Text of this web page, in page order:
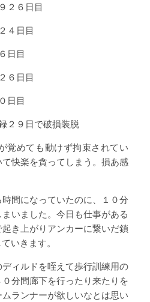
２６日目
４日目
日目
６日目
日目
２９日で破損装脱
覚めても動けず拘束されてい
快楽を貪ってしまう。損あ感
間になっていたのに、１０分
いました。今日も仕事がある
き上がりアンカーに繋いだ鎖
いきます。
ィルドを咥えて歩行訓練用の
分間廊下を行ったり来たりを
ランナーが欲しいなとは思い